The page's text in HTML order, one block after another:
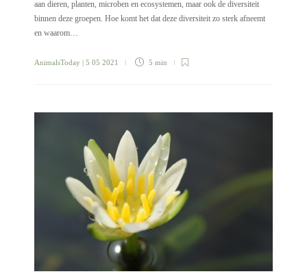
aan dieren, planten, microben en ecosystemen, maar ook de diversiteit
binnen deze groepen. Hoe komt het dat deze diversiteit zo sterk afneemt
en waarom…
AnimalsToday | 5 05 2021 5 min